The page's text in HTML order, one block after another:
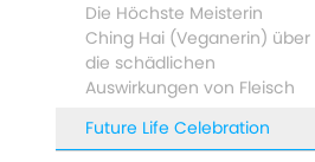
Die Höchste Meisterin
Ching Hai (Veganerin) über
die schädlichen
Auswirkungen von Fleisch
Future Life Celebration